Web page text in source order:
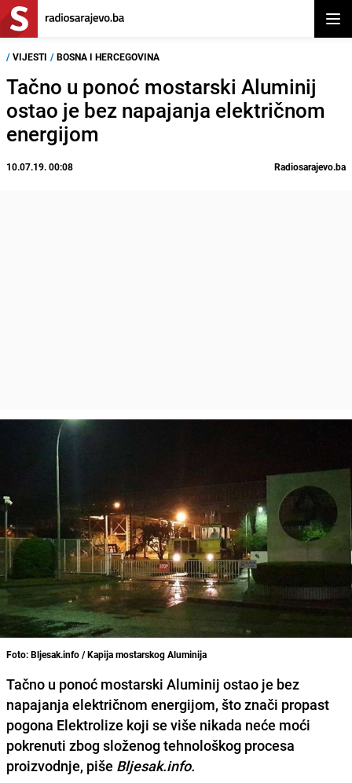
/ VIJESTI / BOSNA I HERCEGOVINA
Tačno u ponoć mostarski Aluminij
ostao je bez napajanja električnom
energijom
10.07.19. 00:08 Radiosarajevo.ba
Foto: Bljesak.info / Kapija mostarskog Aluminija
Tačno u ponoć mostarski Aluminij ostao je bez
napajanja električnom energijom, što znači propast
pogona Elektrolize koji se više nikada neće moći
pokrenuti zbog složenog tehnološkog procesa
proizvodnje, piše Bljesak.info.